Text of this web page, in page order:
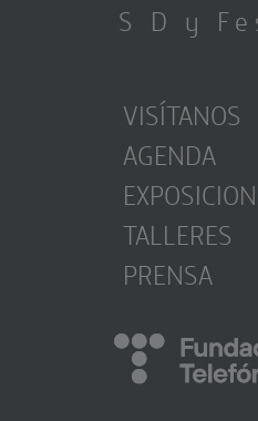
S D y
VISÍTANOS
AGENDA
TALLERES
PRENSA